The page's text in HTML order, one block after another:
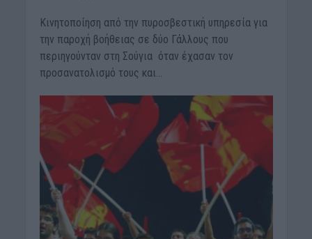
Κινητοποίηση από την πυροσβεστική υπηρεσία για
την παροχή βοήθειας σε δύο Γάλλους που
περιηγούνταν στη Σούγια όταν έχασαν τον
προσανατολισμό τους και...